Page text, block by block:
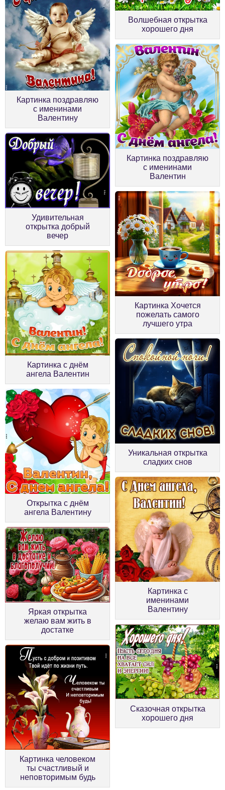
Картинка поздравляю
с именинами
Валентину
Волшебная открытка
хорошего дня
Удивительная
открытка добрый
вечер
Картинка поздравляю
с именинами
Валентин
Картинка с днём
ангела Валентин
Картинка Хочется
пожелать самого
лучшего утра
Открытка с днём
ангела Валентину
Уникальная открытка
сладких снов
Яркая открытка
желаю вам жить в
достатке
Картинка с
именинами
Валентину
Картинка человеком
ты счастливый и
неповторимым будь
Сказочная открытка
хорошего дня